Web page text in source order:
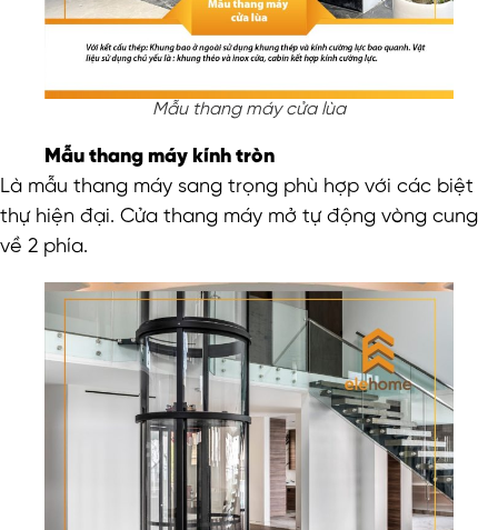
Mẫu thang máy cửa lùa
Mẫu thang máy kính tròn
Là mẫu thang máy sang trọng phù hợp với các biệt
thự hiện đại. Cửa thang máy mở tự động vòng cung
về 2 phía.